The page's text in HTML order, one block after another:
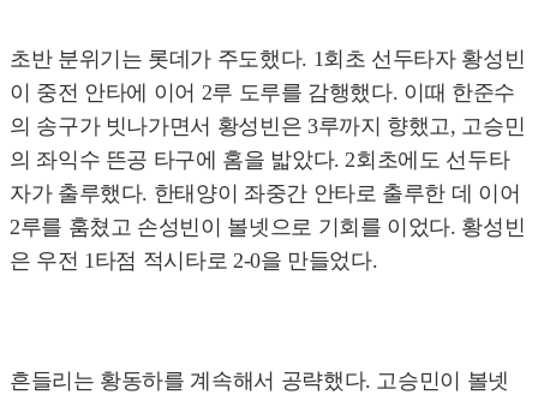
초반 분위기는 롯데가 주도했다. 1회초 선두타자 황성빈
이 중전 안타에 이어 2루 도루를 감행했다. 이때 한준수
의 송구가 빗나가면서 황성빈은 3루까지 향했고, 고승민
의 좌익수 뜬공 타구에 홈을 밟았다. 2회초에도 선두타
자가 출루했다. 한태양이 좌중간 안타로 출루한 데 이어
2루를 훔쳤고 손성빈이 볼넷으로 기회를 이었다. 황성빈
은 우전 1타점 적시타로 2-0을 만들었다.
흔들리는 황동하를 계속해서 공략했다. 고승민이 볼넷